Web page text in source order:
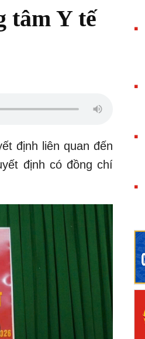
tâm Y tế
định liên quan đến
định có đồng chí